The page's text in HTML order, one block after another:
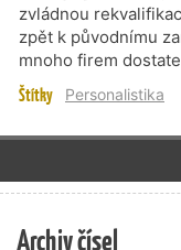
zvládnou
zpět k původnímu
mnoho firem
Štítky Personalistika
Archiv čísel